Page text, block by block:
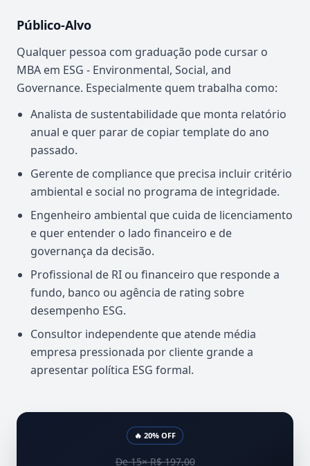
Público-Alvo
Qualquer pessoa com graduação pode cursar o
MBA em ESG - Environmental, Social, and
Governance. Especialmente quem trabalha como:
Analista de sustentabilidade que monta relatório
anual e quer parar de copiar template do ano
passado.
Gerente de compliance que precisa incluir critério
ambiental e social no programa de integridade.
Engenheiro ambiental que cuida de licenciamento
e quer entender o lado financeiro e de
governança da decisão.
Profissional de RI ou financeiro que responde a
fundo, banco ou agência de rating sobre
desempenho ESG.
Consultor independente que atende média
empresa pressionada por cliente grande a
apresentar política ESG formal.
🔥 20% OFF
De 15× R$ 197,00